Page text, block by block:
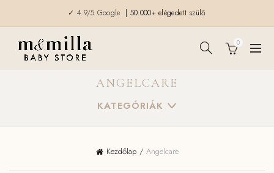
✓ 4.9/5 Google | 50.000+ elégedett szülő
0
ANGELCARE
KATEGÓRIÁK
Kezdőlap Angelcare